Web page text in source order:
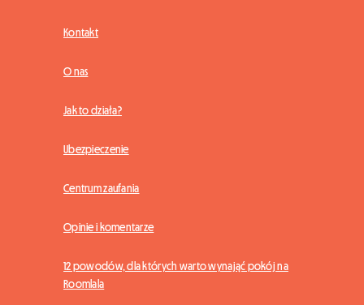
Kontakt
O nas
Jak to działa?
Ubezpieczenie
Centrum zaufania
Opinie i komentarze
12 powodów, dla których warto wynająć pokój na
Roomlala